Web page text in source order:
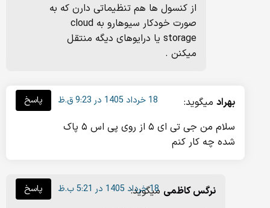
از کنسول ها هم تنظیماتی دارن که به
صورت خودکار سیوهارو به cloud
storage یا درایوهای دیگه منتقل
میکنن .
بهراد میگوید:
سلام من جی تی ای ۵ از روی پی اس ۵ پاک
شده چه کار کنم
18 خرداد 1405 در 9:23 ق.ظ پاسخ
نرگس کاظمی میگوید:
18 خرداد 1405 در 5:21 ب.ظ پاسخ